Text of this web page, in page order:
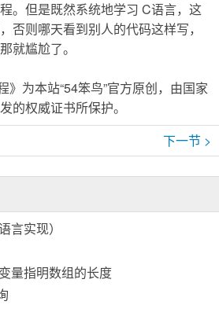
。但是既然系统地学习 C语言，这
否则哪天看到别人的代码这样写，
就尴尬了。
》为本站“54笨鸟”官方原创，由国家
的权威证书所保护。
下一节 >
言实现）
量指明数组的长度